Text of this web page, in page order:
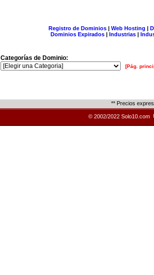
Registro de Dominios| Web Hosting |
Dominios Expirados | Industrias |
Categorías de Dominio:
[Pág.
** Precios
© 2002/2022 Solo10.com